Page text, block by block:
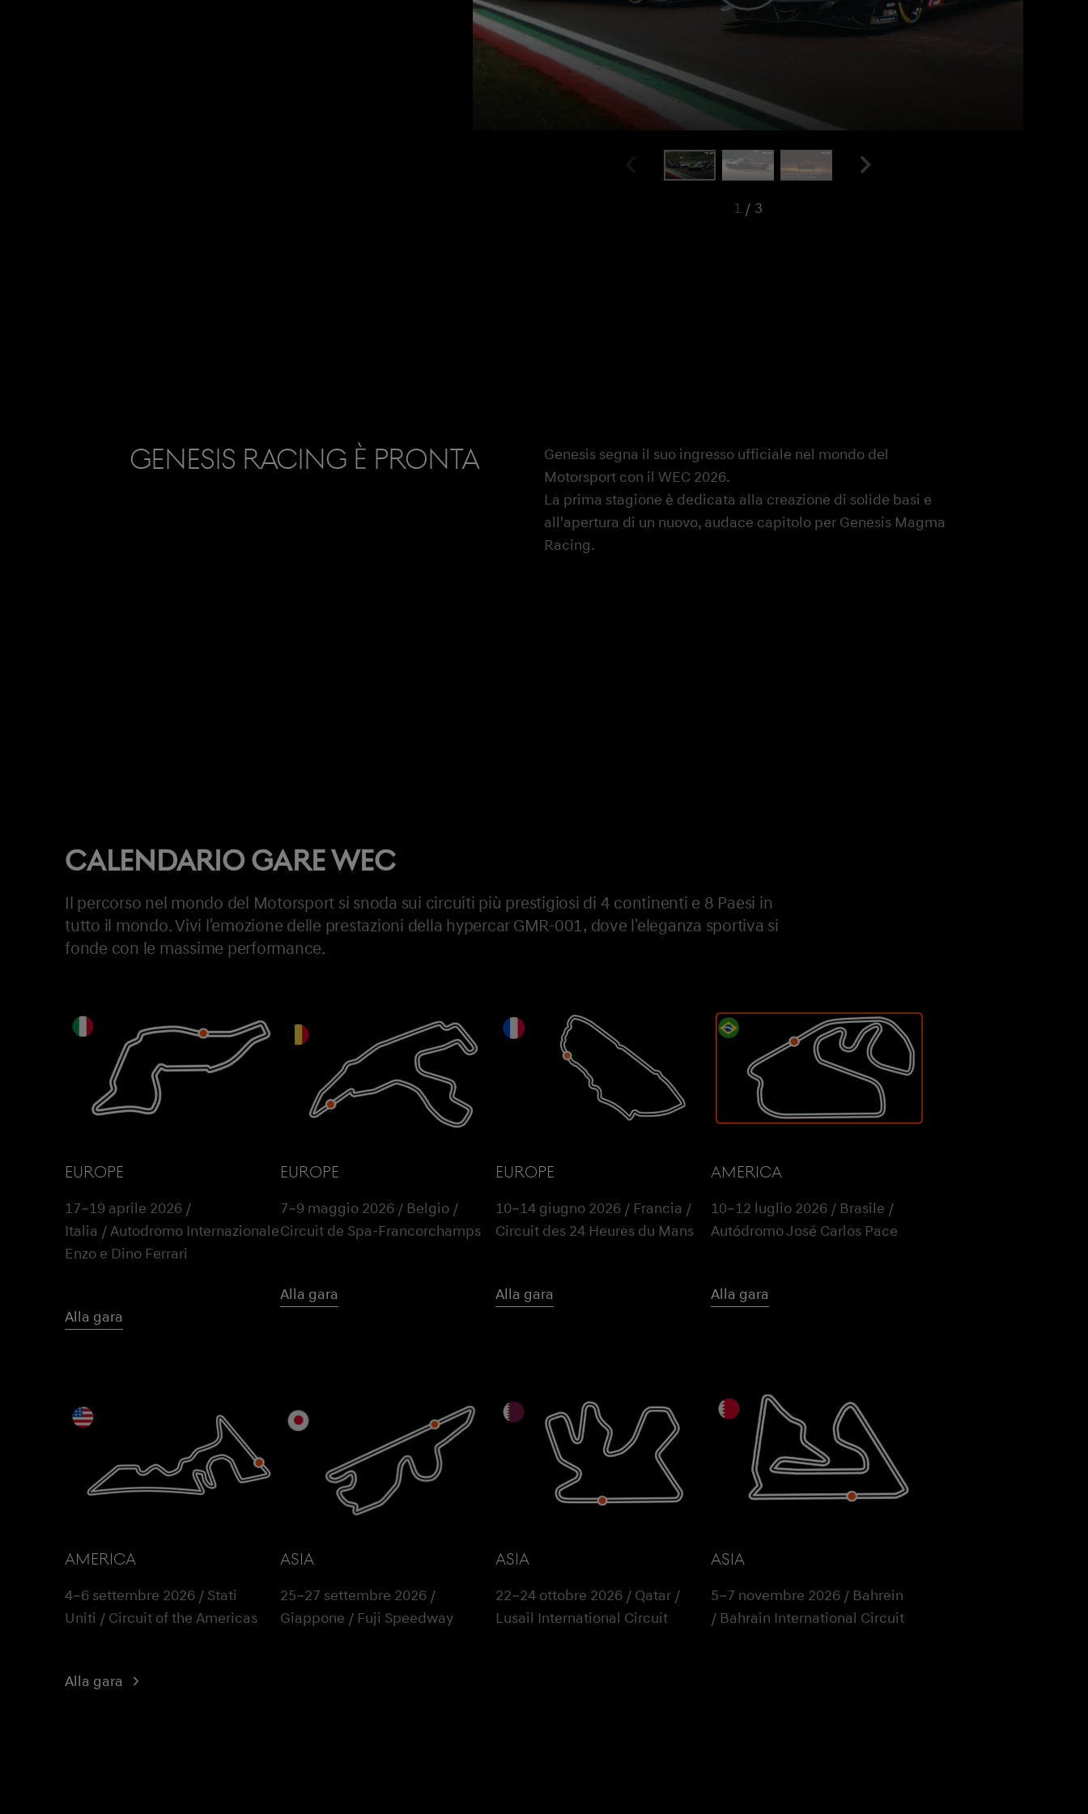
Genesis Racing è pronta
Genesis segna il suo ingresso ufficiale nel mondo del
Motorsport con il WEC 2026.
La prima stagione è dedicata alla creazione di solide basi e
all'apertura di un nuovo, audace capitolo per Genesis Magma
Racing.
CALENDARIO GARE WEC
Il percorso nel mondo del Motorsport si snoda sui circuiti più prestigiosi di 4 continenti e 8 Paesi in
tutto il mondo. Vivi l'emozione delle prestazioni della hypercar GMR-001, dove l'eleganza sportiva si
fonde con le massime performance.
EUROPE
17–19 aprile 2026 /
Italia / Autodromo Internazionale
Enzo e Dino Ferrari
Alla gara
EUROPE
7–9 maggio 2026 / Belgio /
Circuit de Spa-Francorchamps
Alla gara
EUROPE
10–14 giugno 2026 / Francia /
Circuit des 24 Heures du Mans
Alla gara
AMERICA
10–12 luglio 2026 / Brasile /
Autódromo José Carlos Pace
Alla gara
AMERICA
4–6 settembre 2026 / Stati
Uniti / Circuit of the Americas
Alla gara
ASIA
25–27 settembre 2026 /
Giappone / Fuji Speedway
ASIA
22–24 ottobre 2026 / Qatar /
Lusail International Circuit
ASIA
5–7 novembre 2026 / Bahrein
/ Bahrain International Circuit